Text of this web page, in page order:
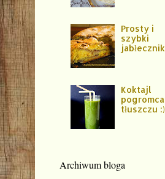
Prosty i
szybki
jabłecznik
Koktajl
pogromca
tłuszczu :)
Archiwum bloga